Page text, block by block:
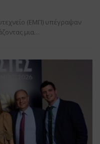
(ΕΜΠ) υπέγραψαν
μια…